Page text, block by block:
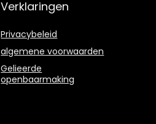
Verklaringen
Privacybeleid
algemene voorwaarden
Gelieerde
openbaarmaking